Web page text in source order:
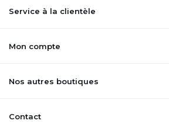
Service à la clientèle
Mon compte
Nos autres boutiques
Contact